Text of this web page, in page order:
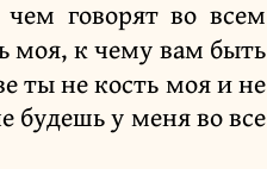
говорят во всем
моя, к чему вам быть
ты не кость моя и не
будешь у меня во все